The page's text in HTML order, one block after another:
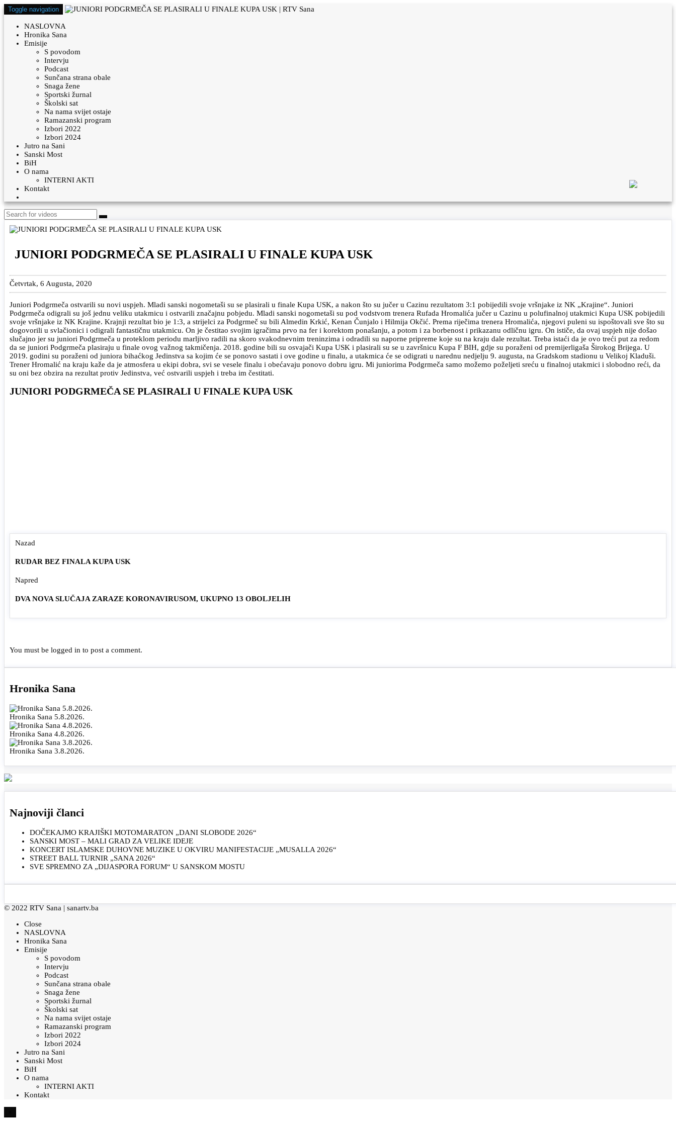
Toggle navigation
NASLOVNA
Hronika Sana
Emisije
S povodom
Intervju
Podcast
Sunčana strana obale
Snaga žene
Sportski žurnal
Školski sat
Na nama svijet ostaje
Ramazanski program
Izbori 2022
Izbori 2024
Jutro na Sani
Sanski Most
BiH
O nama
INTERNI AKTI
Kontakt
JUNIORI PODGRMEČA SE PLASIRALI U FINALE KUPA USK
Četvrtak, 6 Augusta, 2020
Juniori Podgrmeča ostvarili su novi uspjeh. Mladi sanski nogometaši su se plasirali u finale Kupa USK, a nakon što su jučer u Cazinu rezultatom 3:1 pobijedili svoje vršnjake iz NK „Krajine“. Juniori
Podgrmeča odigrali su još jednu veliku utakmicu i ostvarili značajnu pobjedu. Mladi sanski nogometaši su pod vodstvom trenera Rufada Hromalića jučer u Cazinu u polufinalnoj utakmici Kupa USK pobijedili
svoje vršnjake iz NK Krajine. Krajnji rezultat bio je 1:3, a strijelci za Podgrmeč su bili Almedin Krkić, Kenan Čunjalo i Hilmija Okčić. Prema riječima trenera Hromalića, njegovi puleni su ispoštovali sve što su
dogovorili u svlačionici i odigrali fantastičnu utakmicu. On je čestitao svojim igračima prvo na fer i korektom ponašanju, a potom i za borbenost i prikazanu odličnu igru. On ističe, da ovaj uspjeh nije došao
slučajno jer su juniori Podgrmeča u proteklom periodu marljivo radili na skoro svakodnevnim treninzima i odradili su naporne pripreme koje su na kraju dale rezultat. Treba istaći da je ovo treći put za redom
da se juniori Podgrmeča plasiraju u finale ovog važnog takmičenja. 2018. godine bili su osvajači Kupa USK i plasirali su se u završnicu Kupa F BIH, gdje su poraženi od premijerligaša Širokog Brijega. U
2019. godini su poraženi od juniora bihaćkog Jedinstva sa kojim će se ponovo sastati i ove godine u finalu, a utakmica će se odigrati u narednu nedjelju 9. augusta, na Gradskom stadionu u Velikoj Kladuši.
Trener Hromalić na kraju kaže da je atmosfera u ekipi dobra, svi se vesele finalu i obećavaju ponovo dobru igru. Mi juniorima Podgrmeča samo možemo poželjeti sreću u finalnoj utakmici i slobodno reći, da
su oni bez obzira na rezultat protiv Jedinstva, već ostvarili uspjeh i treba im čestitati.
JUNIORI PODGRMEČA SE PLASIRALI U FINALE KUPA USK
Nazad
RUDAR BEZ FINALA KUPA USK
Napred
DVA NOVA SLUČAJA ZARAZE KORONAVIRUSOM, UKUPNO 13 OBOLJELIH
You must be logged in to post a comment.
Hronika Sana
Hronika Sana 5.8.2026.
Hronika Sana 4.8.2026.
Hronika Sana 3.8.2026.
Najnoviji članci
DOČEKAJMO KRAJIŠKI MOTOMARATON „DANI SLOBODE 2026“
SANSKI MOST – MALI GRAD ZA VELIKE IDEJE
KONCERT ISLAMSKE DUHOVNE MUZIKE U OKVIRU MANIFESTACIJE „MUSALLA 2026“
STREET BALL TURNIR „SANA 2026“
SVE SPREMNO ZA „DIJASPORA FORUM“ U SANSKOM MOSTU
© 2022 RTV Sana | sanartv.ba
Close
NASLOVNA
Hronika Sana
Emisije
S povodom
Intervju
Podcast
Sunčana strana obale
Snaga žene
Sportski žurnal
Školski sat
Na nama svijet ostaje
Ramazanski program
Izbori 2022
Izbori 2024
Jutro na Sani
Sanski Most
BiH
O nama
INTERNI AKTI
Kontakt